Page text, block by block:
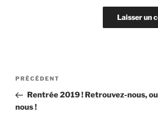
Navigation
l’article
Article
précédent
PRÉCÉDENT
Rentrée 2019 ! Retrouvez-nous,
nous !